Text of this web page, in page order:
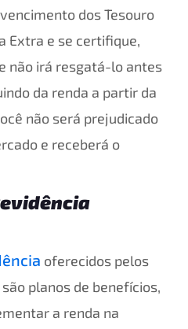
dos Tesouro
Extra e se certifique,
não irá resgatá-lo antes
da renda a partir da
não será prejudicado
e receberá o
oferecidos pelos
planos de benefícios,
a renda na